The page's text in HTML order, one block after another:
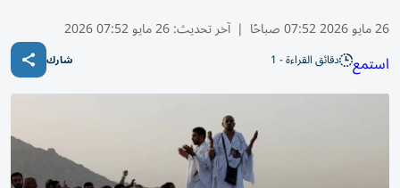
26 مايو 2026 07:52 صباحًا | آخر تحديث:26 مايو 07:52 2026
استمع دقائق القراءة - 1 شارك